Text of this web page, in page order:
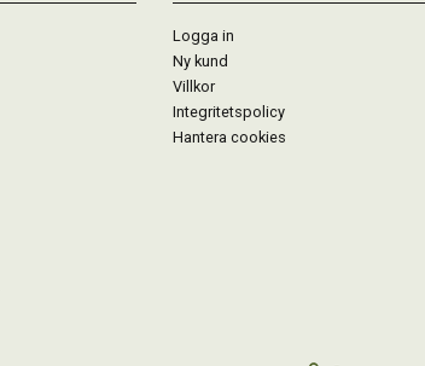
Logga in
Ny kund
Villkor
Integritetspolicy
Hantera cookies